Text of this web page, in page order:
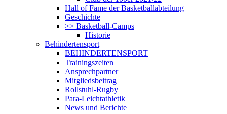
Hall of Fame der Basketballabteilung
Geschichte
>> Basketball-Camps
Historie
Behindertensport
BEHINDERTENSPORT
Trainingszeiten
Ansprechpartner
Mitgliedsbeitrag
Rollstuhl-Rugby
Para-Leichtathletik
News und Berichte